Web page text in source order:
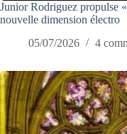
Junior Rodriguez propulse
nouvelle dimension électro
05/07/2026
4